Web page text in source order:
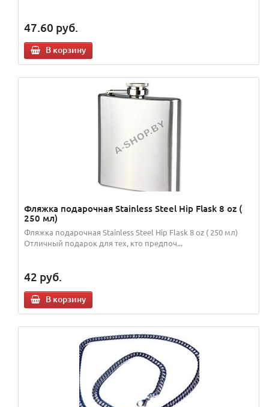
47.60 руб.
В корзину
Фляжка подарочная Stainless Steel Hip Flask 8 oz (
250 мл)
Фляжка подарочная Stainless Steel Hip Flask 8 oz ( 250 мл)
Отличный подарок для тех, кто предпоч...
42 руб.
В корзину